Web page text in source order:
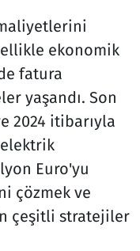
ekonomik
fatura
yaşandı. Son
2024 itibarıyla
Euro'yu
çözmek ve
çeşitli stratejiler